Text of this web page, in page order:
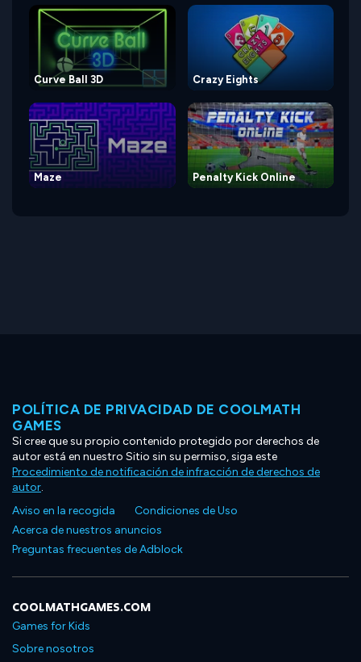
Curve Ball 3D Crazy Eights
Maze Penalty Kick Online
POLÍTICA DE PRIVACIDAD DE COOLMATH
GAMES
Si cree que su propio contenido protegido por derechos de
autor está en nuestro Sitio sin su permiso, siga este
Procedimiento de notificación de infracción de derechos de
autor.
Aviso en la recogida
Condiciones de Uso
Acerca de nuestros anuncios
Preguntas frecuentes de Adblock
COOLMATHGAMES.COM
Games for Kids
Sobre nosotros